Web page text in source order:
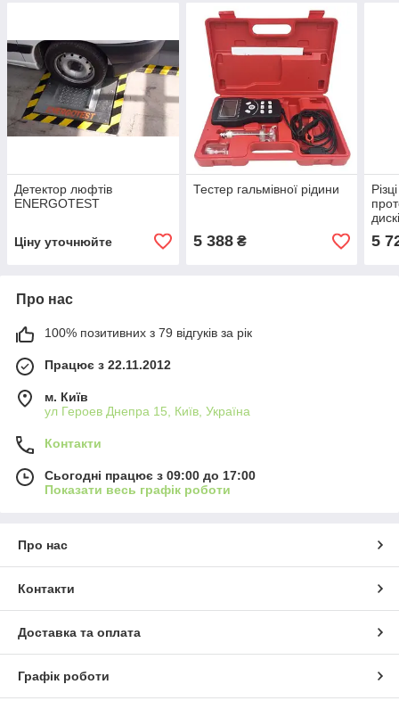
Детектор люфтів
ENERGOTEST
Ціну уточнюйте
Тестер гальмівної рідини
5 388₴ 5
Про нас
100% позитивних з 79 відгуків за рік
Працює з 22.11.2012
м. Київ
ул Героев Днепра 15, Київ, Україна
Контакти
Сьогодні працює з 09:00 до 17:00
Показати весь графік роботи
Про нас
Контакти
Доставка та оплата
Графік роботи